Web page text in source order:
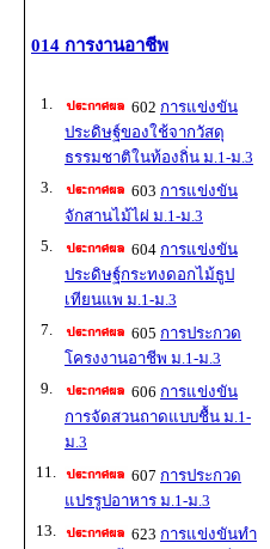
014 การงานอาชีพ
1. 602 การแข่งขัน
ประดิษฐ์ของใช้จากวัสดุ
ธรรมชาติในท้องถิ่น ม.1-ม.3
3.
603 การแข่งขัน
จักสานไม้ไผ่ ม.1-ม.3
5.
604 การแข่งขัน
ประดิษฐ์กระทงดอกไม้ธูป
เทียนแพ ม.1-ม.3
7. 605 การประกวด
โครงงานอาชีพ ม.1-ม.3
9.
606 การแข่งขัน
การจัดสวนถาดแบบชื้น ม.1-
ม.3
11. 607 การประกวด
แปรรูปอาหาร ม.1-ม.3
13.
623 การแข่งขันทำ